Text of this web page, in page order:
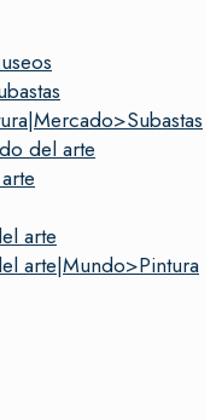
del arte
arte
arte|Mundo>Pintura